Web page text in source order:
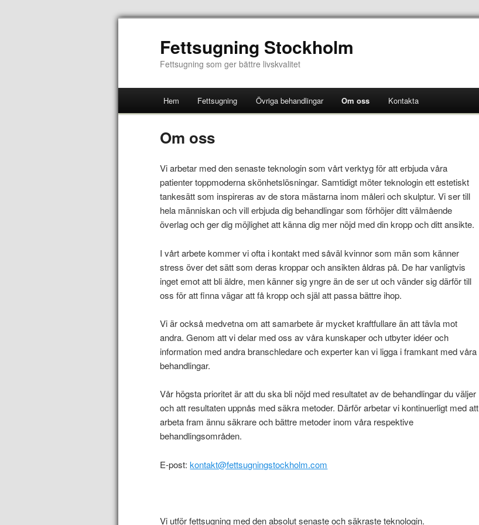
Fettsugning Stockholm
Fettsugning som ger bättre livskvalitet
Hem Fettsugning Övriga behandlingar Om oss Kontakta
Om oss
Vi arbetar med den senaste teknologin som vårt verktyg för att erbjuda våra
patienter toppmoderna skönhetslösningar. Samtidigt möter teknologin ett estetiskt
tankesätt som inspireras av de stora mästarna inom måleri och skulptur. Vi ser till
hela människan och vill erbjuda dig behandlingar som förhöjer ditt välmående
överlag och ger dig möjlighet att känna dig mer nöjd med din kropp och ditt ansikte.
I vårt arbete kommer vi ofta i kontakt med såväl kvinnor som män som känner
stress över det sätt som deras kroppar och ansikten åldras på. De har vanligtvis
inget emot att bli äldre, men känner sig yngre än de ser ut och vänder sig därför till
oss för att finna vägar att få kropp och själ att passa bättre ihop.
Vi är också medvetna om att samarbete är mycket kraftfullare än att tävla mot
andra. Genom att vi delar med oss av våra kunskaper och utbyter idéer och
information med andra branschledare och experter kan vi ligga i framkant med våra
behandlingar.
Vår högsta prioritet är att du ska bli nöjd med resultatet av de behandlingar du väljer
och att resultaten uppnås med säkra metoder. Därför arbetar vi kontinuerligt med att
arbeta fram ännu säkrare och bättre metoder inom våra respektive
behandlingsområden.
E-post:kontakt@fettsugningstockholm.com
Vi utför fettsugning med den absolut senaste och säkraste teknologin.